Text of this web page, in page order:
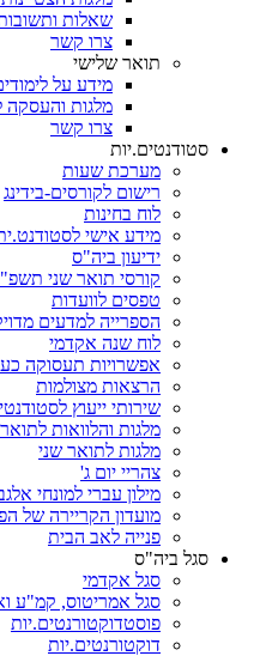
שאלות
צרו קשר
תואר שלישי
מידע על
מלגות והעסקה
צרו קשר
סטודנטים.יות
מערכת שעות
רישום לקורסים-בידינג
לוח בחינות
מידע אישי
ידיעון ביה"ס
קורסי תואר שני
טפסים לוועדות
הספרייה למדעים
לוח שנה אקדמי
אפשרויות תעסוקה
הרצאות מצולמות
שירותי ייעוץ
מלגות והלוואות
מלגות לתואר שני
צהריי יום ג'
מילון עברי למונחי
מועדון הקריירה של
פנייה לאב הבית
סגל ביה"ס
סגל אקדמי
סגל אמריטוס, קמ"ע
פוסטדוקטורנטים.יות
דוקטורנטים.יות